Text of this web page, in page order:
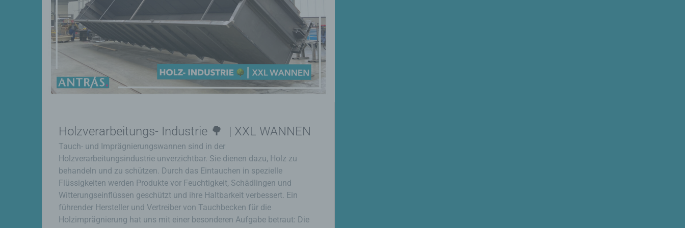
Holzverarbeitungs- Industrie 🌳 | XXL WANNEN
Tauch- und Imprägnierungswannen sind in der
Holzverarbeitungsindustrie unverzichtbar. Sie dienen dazu, Holz zu
behandeln und zu schützen. Durch das Eintauchen in spezielle
Flüssigkeiten werden Produkte vor Feuchtigkeit, Schädlingen und
Witterungseinflüssen geschützt und ihre Haltbarkeit verbessert. Ein
führender Hersteller und Vertreiber von Tauchbecken für die
Holzimprägnierung hat uns mit einer besonderen Aufgabe betraut: Die